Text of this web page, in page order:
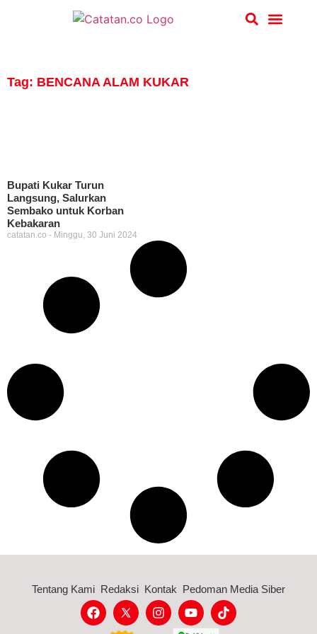
Tag: BENCANA ALAM KUKAR
Bupati Kukar Turun
Langsung, Salurkan
Sembako untuk Korban
Kebakaran
catatan.co Minggu, 30 Juni 2024
Tentang Kami Redaksi Kontak Pedoman Media Siber